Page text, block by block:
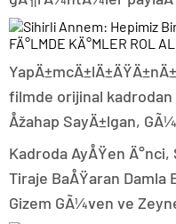
FÄ°LMDE KÄ°MLER ROL
filmde orijinal
Åžahap SayÄ±lgan,
Kadroda AyÅŸen
Tiraje BaÅŸaran
Gizem GÃ¼ven ve